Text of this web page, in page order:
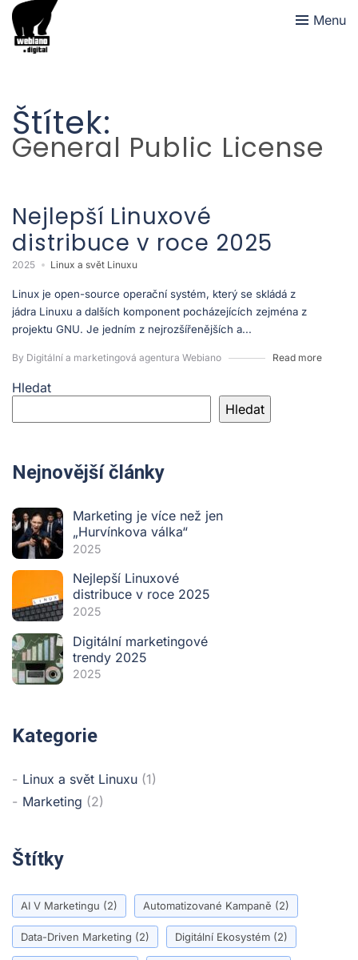
Menu
Štítek:
General Public License
Nejlepší Linuxové
distribuce v roce 2025
2025 Linux a svět Linuxu
Linux je open-source operační systém, který se skládá z
jádra Linuxu a dalších komponent pocházejících zejména z
projektu GNU. Je jedním z nejrozšířenějších a...
By Digitální a marketingová agentura Webiano Read more
Hledat
Hledat
Nejnovější články
Marketing je více než jen
„Hurvínkova válka“
2025
Nejlepší Linuxové
distribuce v roce 2025
2025
Digitální marketingové
trendy 2025
2025
Kategorie
Linux a svět Linuxu (1)
Marketing (2)
Štítky
AI V Marketingu (2) Automatizované Kampaně (2)
Data-Driven Marketing (2) Digitální Ekosystém (2)